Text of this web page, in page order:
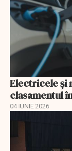
Electricele și
clasamentul
04 IUNIE 2026